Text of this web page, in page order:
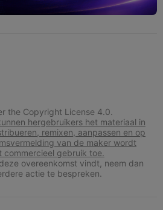
the Copyright License 4.0.
hergebruikers het materiaal in
remixen, aanpassen en op
van de maker wordt
commercieel gebruik toe.
overeenkomst vindt, neem dan
actie te bespreken.